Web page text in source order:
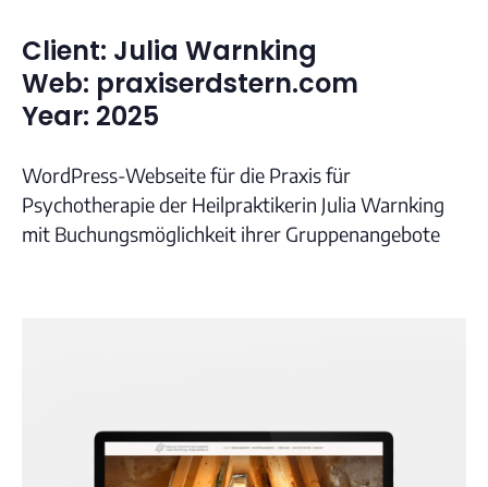
Client: Julia Warnking
Web: praxiserdstern.com
Year: 2025
WordPress-Webseite für die Praxis für
Psychotherapie der Heilpraktikerin Julia Warnking
mit Buchungsmöglichkeit ihrer Gruppenangebote